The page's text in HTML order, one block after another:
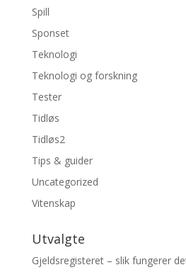
Spill
Sponset
Teknologi
Teknologi og forskning
Tester
Tidløs
Tidløs2
Tips & guider
Uncategorized
Vitenskap
Utvalgte
Gjeldsregisteret – slik fungerer